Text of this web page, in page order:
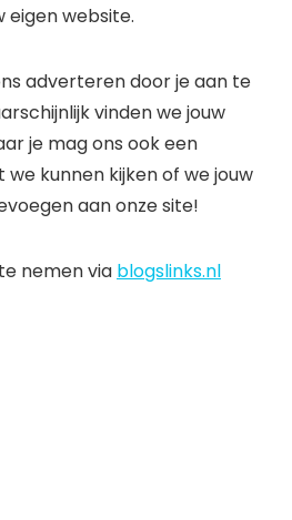
eigen website.
adverteren door je aan te
vinden we jouw
je mag ons ook een
kunnen kijken of we jouw
aan onze site!
nemen via blogslinks.nl